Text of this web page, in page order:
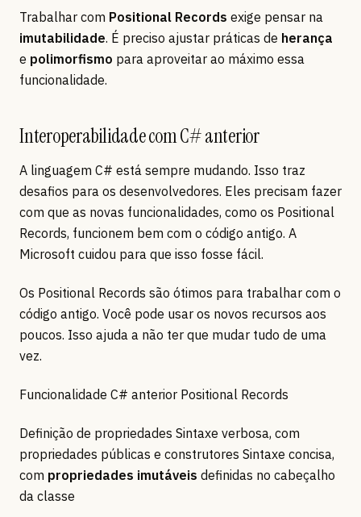
Trabalhar com Positional Records exige pensar na
imutabilidade. É preciso ajustar práticas de herança
e polimorfismo para aproveitar ao máximo essa
funcionalidade.
Interoperabilidade com C# anterior
A linguagem C# está sempre mudando. Isso traz
desafios para os desenvolvedores. Eles precisam fazer
com que as novas funcionalidades, como os Positional
Records, funcionem bem com o código antigo. A
Microsoft cuidou para que isso fosse fácil.
Os Positional Records são ótimos para trabalhar com o
código antigo. Você pode usar os novos recursos aos
poucos. Isso ajuda a não ter que mudar tudo de uma
vez.
Funcionalidade C# anterior Positional Records
Definição de propriedades Sintaxe verbosa, com
propriedades públicas e construtores Sintaxe concisa,
com propriedades imutáveis definidas no cabeçalho
da classe